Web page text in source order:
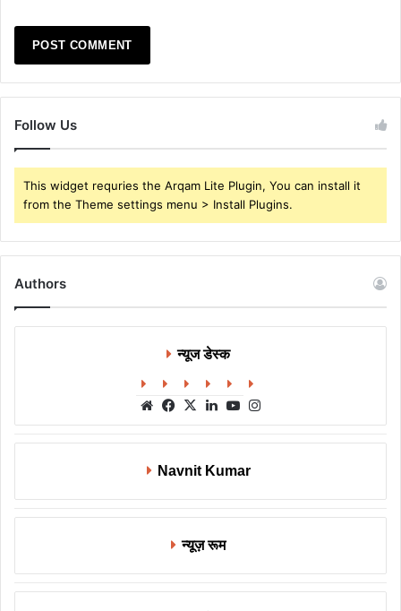
Follow Us
This widget requries the Arqam Lite Plugin, You can install it
from the Theme settings menu > Install Plugins.
Authors
न्यूज डेस्क
WebsiteFacebook
X LinkedInYouTube
Navnit Kumar
न्यूज़ रूम